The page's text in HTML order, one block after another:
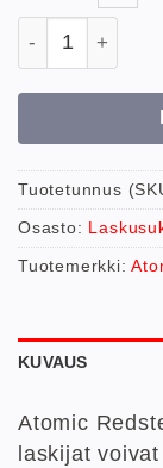
Tuotetunnus
Osasto:
Tuotemerkki:
KUVAUS
Atomic
laskijat